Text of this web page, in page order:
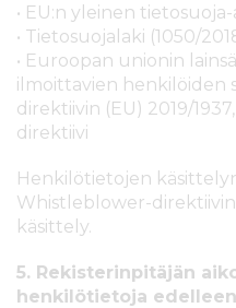
• EU:n yleinen
• Tietosuojalaki (1050/
• Euroopan unionin
ilmoittavien henkilöiden
direktiivin (EU) 2019/
direktiivi
Henkilötietojen
Whistleblower-
käsittely.
5. Rekisterinpitäjän
henkilötietoja